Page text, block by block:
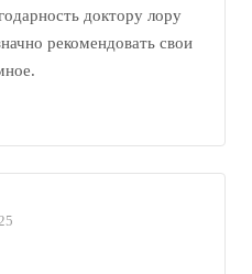
доктору лору
рекомендовать свои